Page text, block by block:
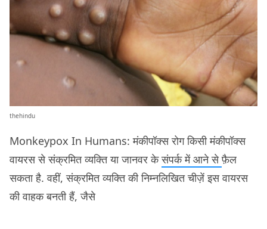
thehindu
Monkeypox In Humans: मंकीपॉक्स रोग किसी मंकीपॉक्स
वायरस से संक्रमित व्यक्ति या जानवर केसंपर्क में आने सेफ़ैल
सकता है. वहीं, संक्रमित व्यक्ति की निम्नलिखित चीज़ें इस वायरस
की वाहक बनती हैं, जैसे